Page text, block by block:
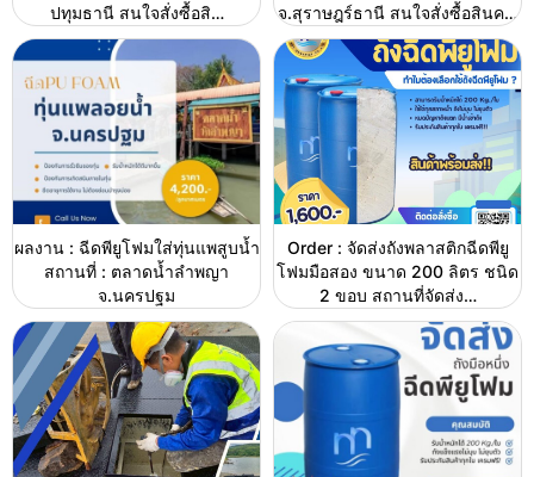
ปทุมธานี สนใจสั่งซื้อสิ…
จ.สุราษฎร์ธานี สนใจสั่งซื้อสินค…
ผลงาน : ฉีดพียูโฟมใส่ทุ่นแพสูบน้ำ
สถานที่ : ตลาดน้ำลำพญา
จ.นครปฐม
Order : จัดส่งถังพลาสติกฉีดพียู
โฟมมือสอง ขนาด 200 ลิตร ชนิด
2 ขอบ สถานที่จัดส่ง…